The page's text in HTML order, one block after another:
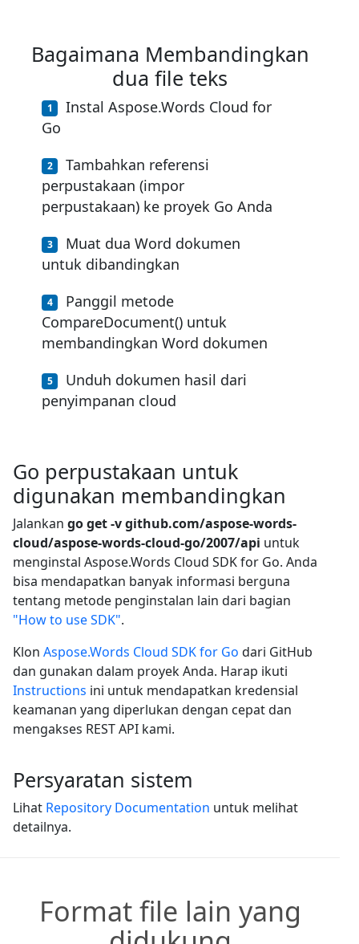
Bagaimana Membandingkan
dua file teks
Instal Aspose.Words Cloud for
Go
Tambahkan referensi
perpustakaan (impor
perpustakaan) ke proyek Go Anda
Muat dua Word dokumen
untuk dibandingkan
Panggil metode
CompareDocument() untuk
membandingkan Word dokumen
Unduh dokumen hasil dari
penyimpanan cloud
Go perpustakaan untuk
digunakan membandingkan
Jalankan go get -v github.com/aspose-words-
cloud/aspose-words-cloud-go/2007/api untuk
menginstal Aspose.Words Cloud SDK for Go. Anda
bisa mendapatkan banyak informasi berguna
tentang metode penginstalan lain dari bagian
"How to use SDK".
Klon Aspose.Words Cloud SDK for Go dari GitHub
dan gunakan dalam proyek Anda. Harap ikuti
Instructions ini untuk mendapatkan kredensial
keamanan yang diperlukan dengan cepat dan
mengakses REST API kami.
Persyaratan sistem
Lihat Repository Documentation untuk melihat
detailnya.
Format file lain yang